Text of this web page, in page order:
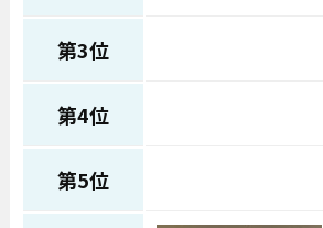
第3位
第4位
第5位